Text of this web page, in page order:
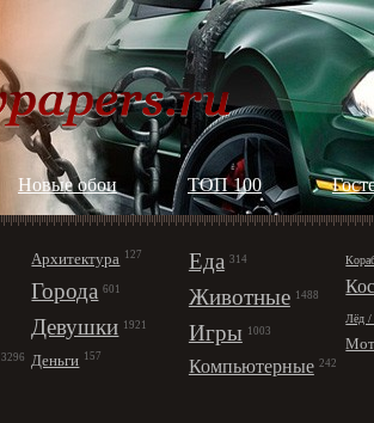
Новые обои ТОП 100
3296
Архитектура 127
Города 601
Девушки 1921
Деньги 157
Еда 314
Животные 1488
Игры 1003
Компьютерные 242
Лёд